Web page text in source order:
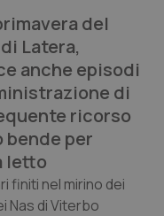
del
Latera,
anche episodi
di
ricorso
bende per
letto
finiti nel mirino dei
Nas di Viterbo